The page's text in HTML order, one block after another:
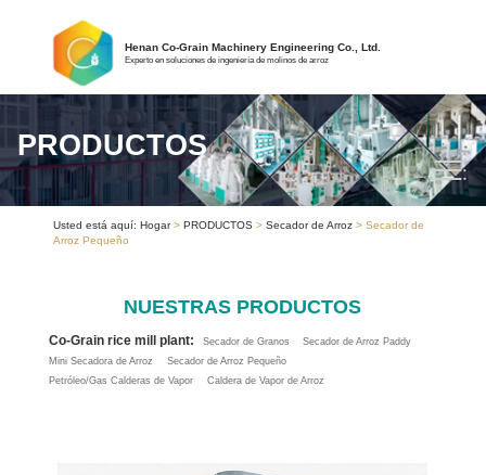
Henan Co-Grain Machinery Engineering Co., Ltd.
Experto en soluciones de ingeniería de molinos de arroz
PRODUCTOS
Usted está aquí: Hogar>PRODUCTOS >Secador de Arroz > Secador de
Arroz Pequeño
NUESTRAS PRODUCTOS
Co-Grain rice mill plant: Secador de Granos
Secador de Arroz Paddy
Mini Secadora de Arroz
Secador de Arroz Pequeño
Petróleo/Gas Calderas de Vapor
Caldera de Vapor de Arroz